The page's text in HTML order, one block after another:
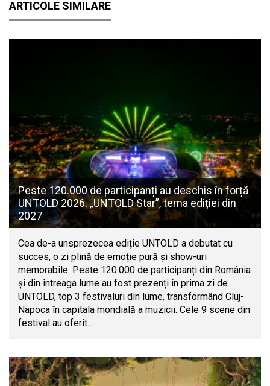
ARTICOLE SIMILARE
Peste 120.000 de participanți au deschis în forță
UNTOLD 2026. „UNTOLD Star”, tema ediției din
2027
Cea de-a unsprezecea ediție UNTOLD a debutat cu
succes, o zi plină de emoție pură și show-uri
memorabile. Peste 120.000 de participanți din România
și din întreaga lume au fost prezenți în prima zi de
UNTOLD, top 3 festivaluri din lume, transformând Cluj-
Napoca în capitala mondială a muzicii. Cele 9 scene din
festival au oferit…